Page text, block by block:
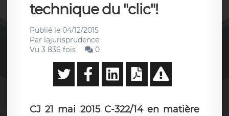
technique du "clic"!
Publié le 04/12/2015
Par lajurisprudence
Vu 3 836 fois
0
CJ 21 mai 2015 C-322/14 en matière